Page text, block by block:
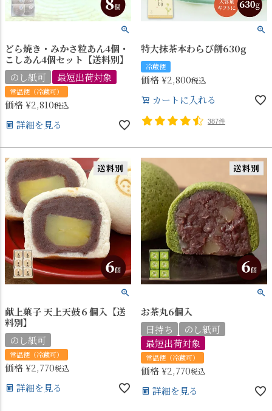
どら焼き・みかさ粒あん4個・
こしあん4個セット【送料別】
のし紙可
最短出荷対象
常温便（冷蔵可）
価格¥2,810税込
詳細を見る
特大抹茶本わらび餅630g
冷蔵便
価格¥2,800税込
カートに入れる
387件
献上菓子 天上天鼓６個入【送
料別】
のし紙可
常温便（冷蔵可）
価格¥2,770税込
詳細を見る
お茶丸6個入
日持ち
のし紙可
最短出荷対象
常温便（冷蔵可）
価格¥2,770税込
詳細を見る